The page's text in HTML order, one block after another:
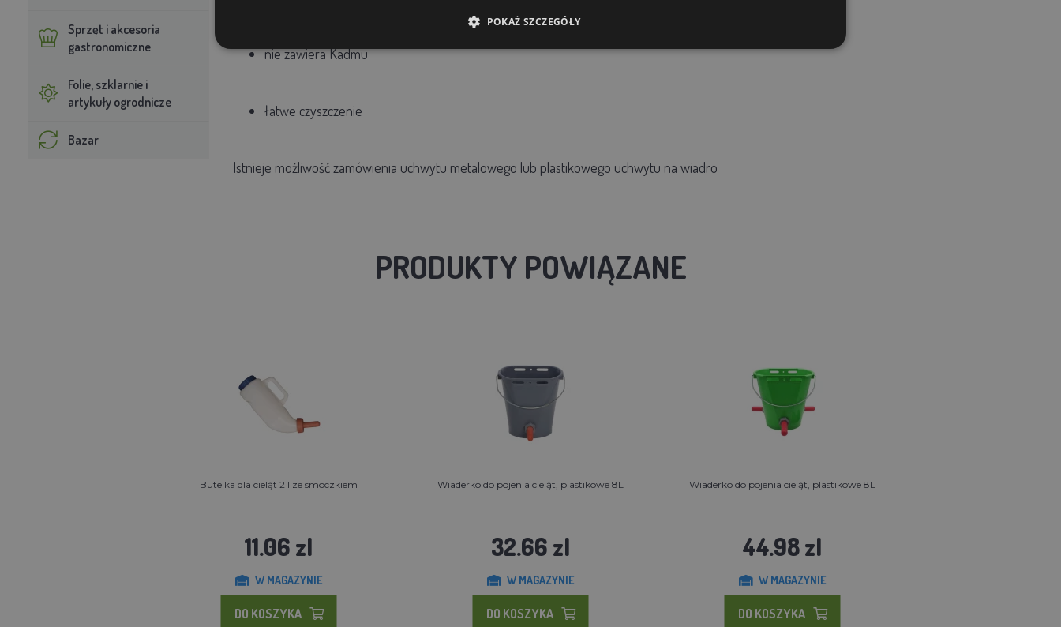
Sprzęt i akcesoria
gastronomiczne
Folie, szklarnie i
artykuły ogrodnicze
Bazar
niezawieraKadmu
łatwe czyszczenie
Istnieje możliwość zamówienia uchwytu metalowego lub plastikowego uchwytu na wiadro
PRODUKTY POWIĄZANE
Butelka dla cieląt 2 l ze smoczkiem
11.06 zl
W MAGAZYNIE
DO KOSZYKA
Wiaderko do pojenia cieląt, plastikowe 8L
32.66 zl
W MAGAZYNIE
DO KOSZYKA
Wiaderko do pojenia cieląt, plastikowe 8L
44.98 zl
W MAGAZYNIE
DO KOSZYKA
POKAŻ SZCZEGÓŁY